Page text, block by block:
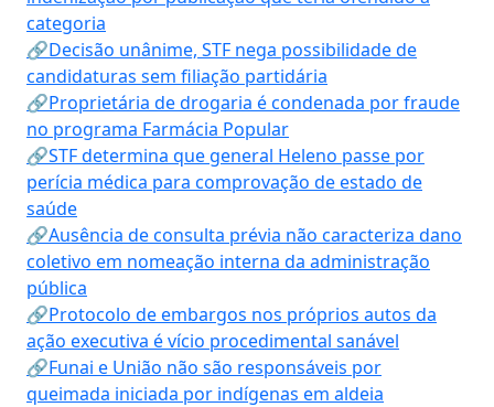
categoria
🔗Decisão unânime, STF nega possibilidade de
candidaturas sem filiação partidária
🔗Proprietária de drogaria é condenada por fraude
no programa Farmácia Popular
🔗STF determina que general Heleno passe por
perícia médica para comprovação de estado de
saúde
🔗Ausência de consulta prévia não caracteriza dano
coletivo em nomeação interna da administração
pública
🔗Protocolo de embargos nos próprios autos da
ação executiva é vício procedimental sanável
🔗Funai e União não são responsáveis por
queimada iniciada por indígenas em aldeia